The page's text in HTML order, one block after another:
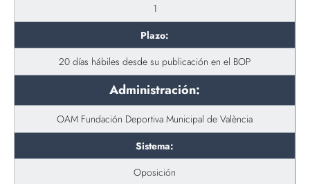
1
Plazo:
20 días hábiles desde su publicación en el BOP
Administración:
OAM Fundación Deportiva Municipal de València
Sistema:
Oposición